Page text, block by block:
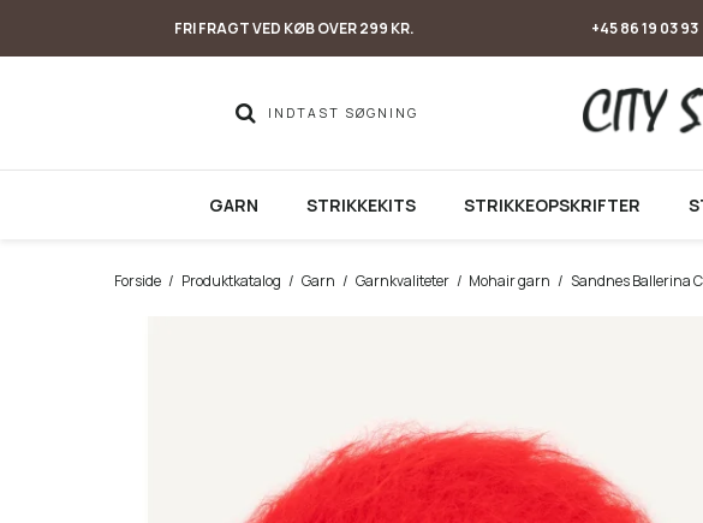
FRI FRAGT VED KØB OVER 299 KR. +45 86 19 03 93
GARN STRIKKEKITS STRIKKEOPSKRIFTER
Forside / Produktkatalog / Garn / Garnkvaliteter / Mohair garn / Sandnes Ballerina